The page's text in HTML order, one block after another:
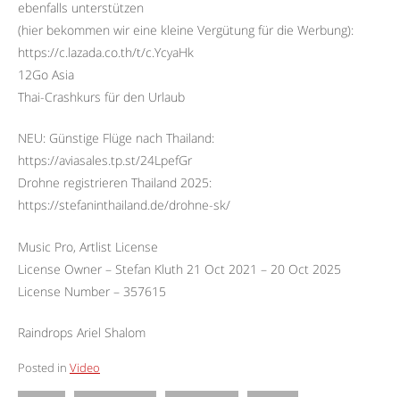
ebenfalls unterstützen
(hier bekommen wir eine kleine Vergütung für die Werbung):
https://c.lazada.co.th/t/c.YcyaHk
12Go Asia
Thai-Crashkurs für den Urlaub
NEU: Günstige Flüge nach Thailand:
https://aviasales.tp.st/24LpefGr
Drohne registrieren Thailand 2025:
https://stefaninthailand.de/drohne-sk/
Music Pro, Artlist License
License Owner – Stefan Kluth 21 Oct 2021 – 20 Oct 2025
License Number – 357615
Raindrops Ariel Shalom
Posted in Video